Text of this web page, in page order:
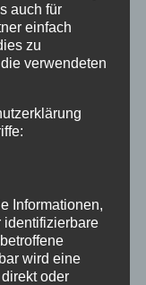
auch für
einfach
zu
verwendeten
Informationen,
identifizierbare
wird eine
oder